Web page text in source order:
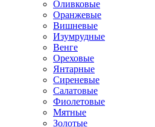
Оливковые
Оранжевые
Вишневые
Изумрудные
Венге
Ореховые
Янтарные
Сиреневые
Салатовые
Фиолетовые
Мятные
Золотые